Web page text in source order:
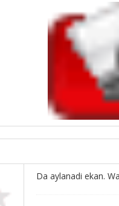
Da aylanadi ekan.